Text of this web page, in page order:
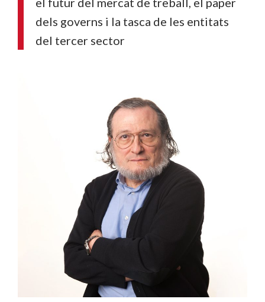
dels governs i la tasca de les entitats
del tercer sector